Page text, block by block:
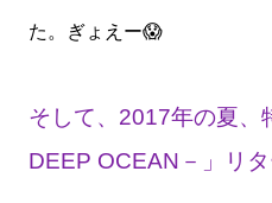
た。ぎょえー😱
そして、2017年の夏、
DEEP OCEAN－」リタ